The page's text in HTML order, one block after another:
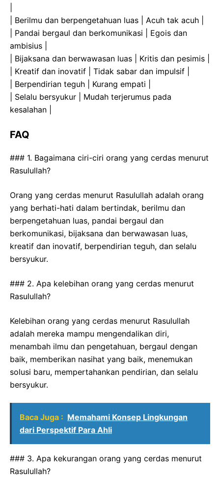
| Berilmu dan berpengetahuan luas | Acuh tak acuh |
| Pandai bergaul dan berkomunikasi | Egois dan
ambisius |
| Bijaksana dan berwawasan luas | Kritis dan pesimis |
| Kreatif dan inovatif | Tidak sabar dan impulsif |
| Berpendirian teguh | Kurang empati |
| Selalu bersyukur | Mudah terjerumus pada
kesalahan |
FAQ
### 1. Bagaimana ciri-ciri orang yang cerdas menurut
Rasulullah?
Orang yang cerdas menurut Rasulullah adalah orang
yang berhati-hati dalam bertindak, berilmu dan
berpengetahuan luas, pandai bergaul dan
berkomunikasi, bijaksana dan berwawasan luas,
kreatif dan inovatif, berpendirian teguh, dan selalu
bersyukur.
### 2. Apa kelebihan orang yang cerdas menurut
Rasulullah?
Kelebihan orang yang cerdas menurut Rasulullah
adalah mereka mampu mengendalikan diri,
menambah ilmu dan pengetahuan, bergaul dengan
baik, memberikan nasihat yang baik, menemukan
solusi baru, mempertahankan pendirian, dan selalu
bersyukur.
Baca Juga : Memahami Konsep Lingkungan
dari Perspektif Para Ahli
### 3. Apa kekurangan orang yang cerdas menurut
Rasulullah?